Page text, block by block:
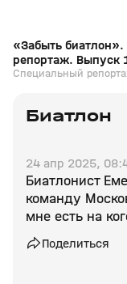
«Забыть
репортаж. Выпуск
Специальный
Биатлон
24 апр 2025,
Биатлонист
команду
мне есть на
Поделиться